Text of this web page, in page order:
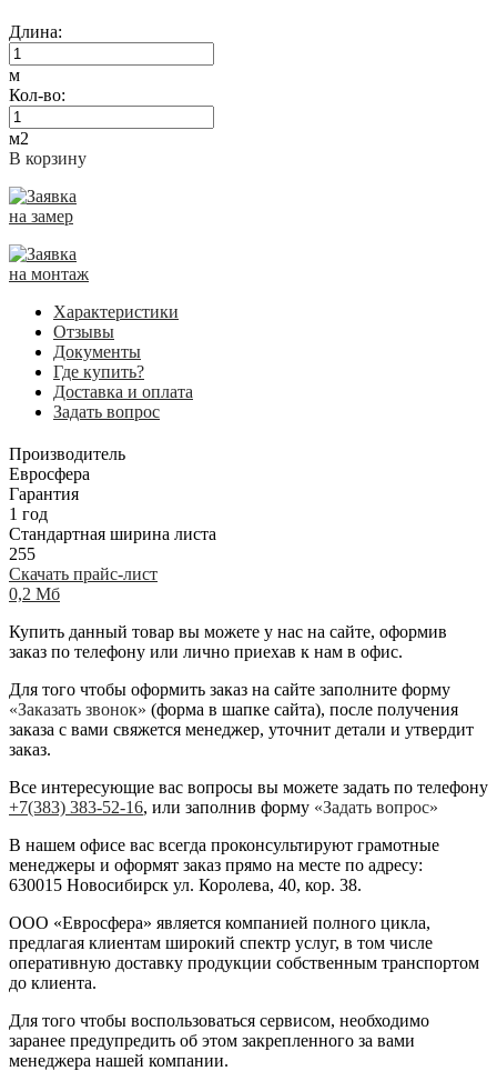
Длина:
м
Кол-во:
м2
В корзину
Заявка
на замер
Заявка
на монтаж
Характеристики
Отзывы
Документы
Где купить?
Доставка и оплата
Задать вопрос
Производитель
Евросфера
Гарантия
1 год
Стандартная ширина листа
255
Скачать прайс-лист
0,2 Мб
Купить данный товар вы можете у нас на сайте, оформив
заказ по телефону или лично приехав к нам в офис.
Для того чтобы оформить заказ на сайте заполните форму
«Заказать звонок» (форма в шапке сайта), после получения
заказа с вами свяжется менеджер, уточнит детали и утвердит
заказ.
Все интересующие вас вопросы вы можете задать по телефону
+7(383) 383-52-16, или заполнив форму «Задать вопрос»
В нашем офисе вас всегда проконсультируют грамотные
менеджеры и оформят заказ прямо на месте по адресу:
630015 Новосибирск ул. Королева, 40, кор. 38.
ООО «Евросфера» является компанией полного цикла,
предлагая клиентам широкий спектр услуг, в том числе
оперативную доставку продукции собственным транспортом
до клиента.
Для того чтобы воспользоваться сервисом, необходимо
заранее предупредить об этом закрепленного за вами
менеджера нашей компании.